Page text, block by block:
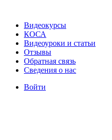
Видеокурсы
КОСА
Видеоуроки и статьи
Отзывы
Обратная связь
Сведения о нас
Войти